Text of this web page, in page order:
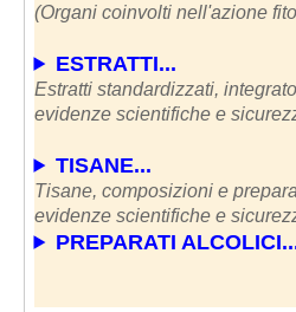
(Organi coinvolti nell'azione
ESTRATTI...
Estratti standardizzati,
evidenze scientifiche e
TISANE...
Tisane, composizioni e
evidenze scientifiche e
PREPARATI